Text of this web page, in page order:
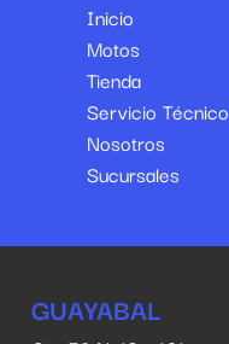
Inicio
Motos
Tienda
Servicio Técnico
Nosotros
Sucursales
GUAYABAL